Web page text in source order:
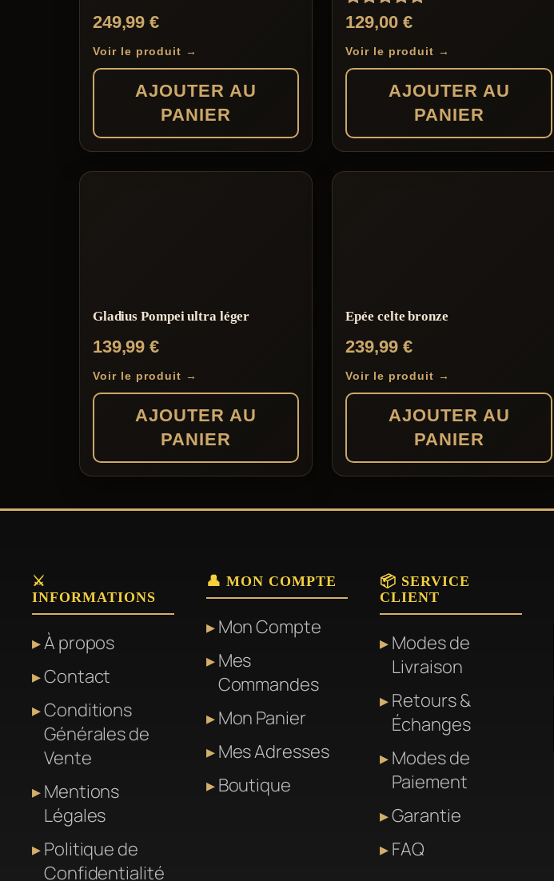
249,99€
Voir le produit →
AJOUTER AU
PANIER
Note
5.00
sur 5
129,00 €
Voir le produit →
AJOUTER AU
PANIER
Gladius Pompei ultra léger
139,99€
Voir le produit →
AJOUTER AU
PANIER
Epée celte bronze
239,99 €
Voir le produit →
AJOUTER AU
PANIER
⚔️
INFORMATIONS
À propos
Contact
Conditions
Générales de
Vente
Mentions
Légales
Politique de
Confidentialité
👤 MON COMPTE
Mon Compte
Mes
Commandes
Mon Panier
Mes Adresses
Boutique
📦 SERVICE
CLIENT
Modes de
Livraison
Retours &
Échanges
Modes de
Paiement
Garantie
FAQ